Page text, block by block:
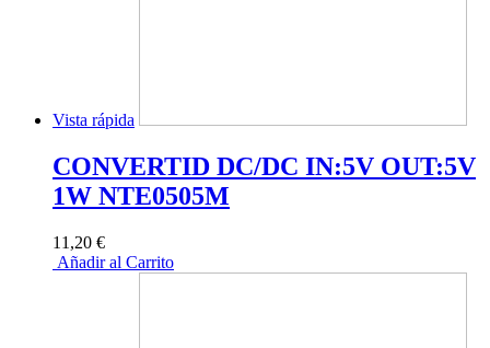
Vista rápida
CONVERTID DC/DC IN:5V OUT:5V
1W NTE0505M
11,20 €
Añadir al Carrito